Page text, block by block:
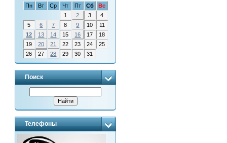
Пн
Вт Ср Чт Пт Сб
Вс
1
2 3
4
5
6 7 8 9 10
11
12
13 14 15 16 17
18
19
20 21 22 23 24
25
26
27 28 29 30 31
Поиск
Телефоны